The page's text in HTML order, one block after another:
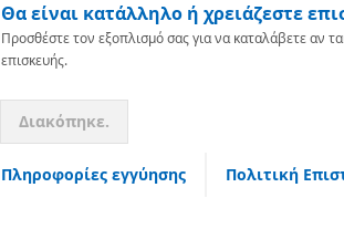
Θα είναι κατάλληλο ή χρειάζεστε
Προσθέστε τον εξοπλισμό σας για να καταλάβετε αν
επισκευής.
Διακόπηκε.
Πληροφορίες εγγύησης Πολιτική